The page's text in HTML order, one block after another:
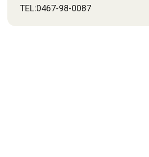
TEL:0467-98-0087